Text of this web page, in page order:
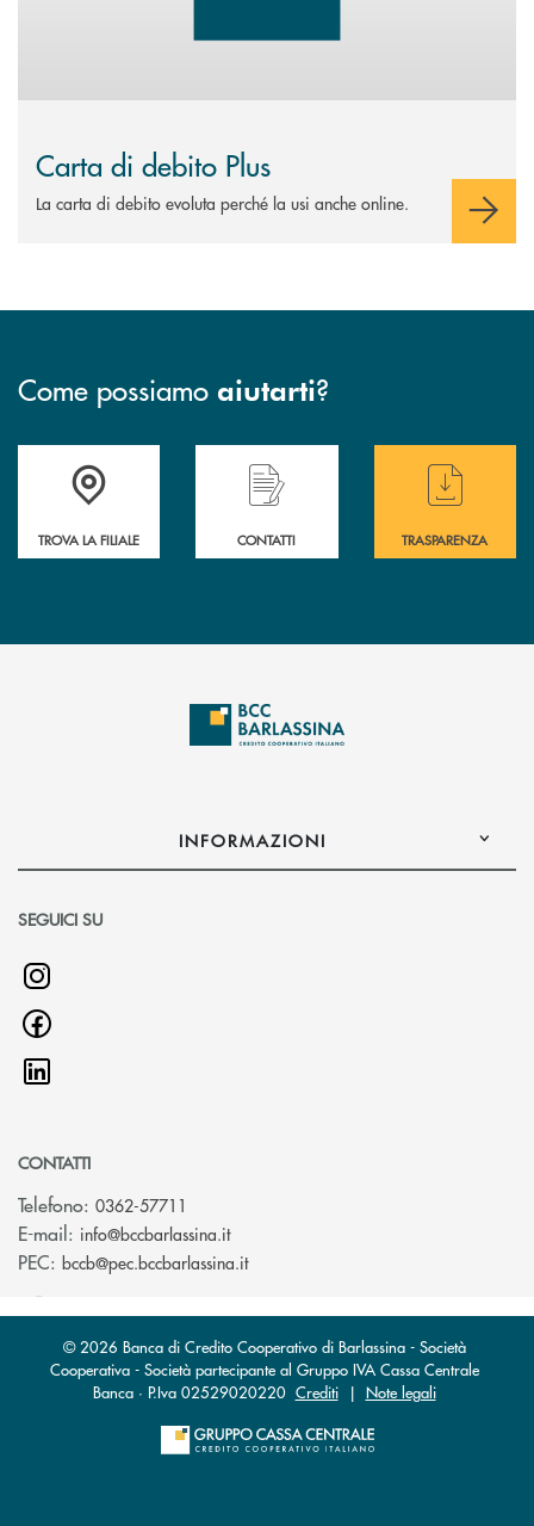
Carta di debito Plus
La carta di debito evoluta perché la usi anche online.
Come possiamo aiutarti?
Accedi all' elenco completo delle filiali di BCC Barlassina.
TROVA LA FILIALE
Hai bisogno di assistenza immediata ?
CONTATTI
Hai bisogno di
TRASPARENZA
INFORMAZIONI
SEGUICI SU
CONTATTI
Telefono: 0362-57711
E-mail: info@bccbarlassina.it(si apre l’app di posta elettronica)
PEC: bccb@pec.bccbarlassina.it(si apre l’app di posta elettronica)
© 2026 Banca di Credito Cooperativo di Barlassina - Società
Cooperativa - Società partecipante al Gruppo IVA Cassa Centrale
Banca · P.Iva 02529020220 Crediti| Note legali